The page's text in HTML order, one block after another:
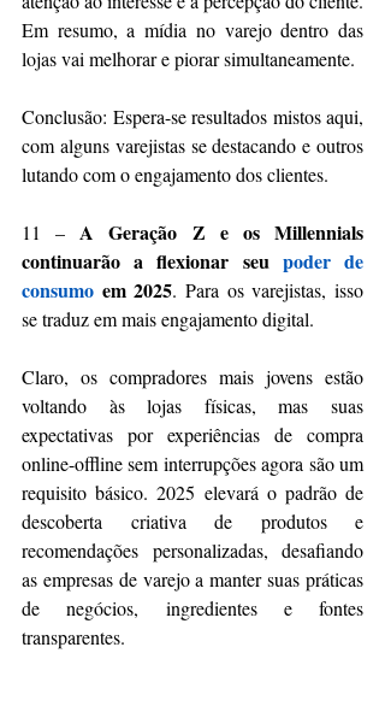
Em resumo, a mídia no varejo dentro das
lojas vai melhorar e piorar simultaneamente.
Conclusão: Espera-se resultados mistos aqui,
com alguns varejistas se destacando e outros
lutando com o engajamento dos clientes.
11 – A Geração Z e os Millennials
continuarão a flexionar seu poder de
consumo em 2025. Para os varejistas, isso
se traduz em mais engajamento digital.
Claro, os compradores mais jovens estão
voltando às lojas físicas, mas suas
expectativas por experiências de compra
online-offline sem interrupções agora são um
requisito básico. 2025 elevará o padrão de
descoberta criativa de produtos e
recomendações personalizadas, desafiando
as empresas de varejo a manter suas práticas
de negócios, ingredientes e fontes
transparentes.